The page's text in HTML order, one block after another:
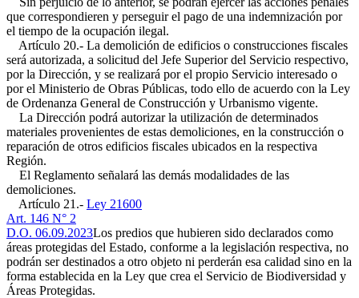
que correspondieren y perseguir el pago de una indemnización por
el tiempo de la ocupación ilegal.
Artículo 20.- La demolición de edificios o construcciones fiscales
será autorizada, a solicitud del Jefe Superior del Servicio respectivo,
por la Dirección, y se realizará por el propio Servicio interesado o
por el Ministerio de Obras Públicas, todo ello de acuerdo con la Ley
de Ordenanza General de Construcción y Urbanismo vigente.
La Dirección podrá autorizar la utilización de determinados
materiales provenientes de estas demoliciones, en la construcción o
reparación de otros edificios fiscales ubicados en la respectiva
Región.
El Reglamento señalará las demás modalidades de las
demoliciones.
Artículo 21.- Ley 21600
Art. 146 N° 2
D.O. 06.09.2023Los predios que hubieren sido declarados como
áreas protegidas del Estado, conforme a la legislación respectiva, no
podrán ser destinados a otro objeto ni perderán esa calidad sino en la
forma establecida en la Ley que crea el Servicio de Biodiversidad y
Áreas Protegidas.